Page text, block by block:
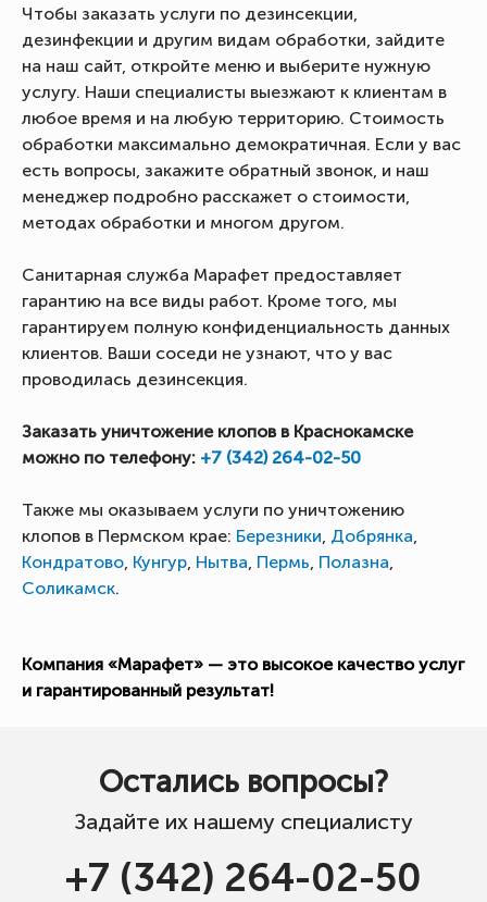
Чтобы заказать услуги по дезинсекции,
дезинфекции и другим видам обработки, зайдите
на наш сайт, откройте меню и выберите нужную
услугу. Наши специалисты выезжают к клиентам в
любое время и на любую территорию. Стоимость
обработки максимально демократичная. Если у вас
есть вопросы, закажите обратный звонок, и наш
менеджер подробно расскажет о стоимости,
методах обработки и многом другом.
Санитарная служба Марафет предоставляет
гарантию на все виды работ. Кроме того, мы
гарантируем полную конфиденциальность данных
клиентов. Ваши соседи не узнают, что у вас
проводилась дезинсекция.
Заказать уничтожение клопов в Краснокамске
можно по телефону: +7 (342) 264-02-50
Также мы оказываем услуги по уничтожению
клопов в Пермском крае: Березники, Добрянка,
Кондратово, Кунгур, Нытва, Пермь, Полазна,
Соликамск.
Компания «Марафет» — это высокое качество услуг
и гарантированный результат!
Остались вопросы?
Задайте их нашему специалисту
+7 (342) 264-02-50